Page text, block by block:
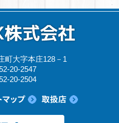
町大字本庄128－1
20-2547
20-2504